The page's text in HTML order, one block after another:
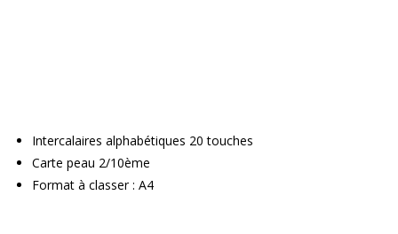
Intercalaires alphabétiques 20 touches
Carte peau 2/10ème
Format à classer : A4